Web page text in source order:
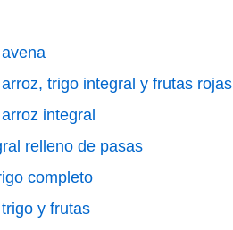
trigo integral y frutas rojas
integral
relleno de pasas
completo
y frutas